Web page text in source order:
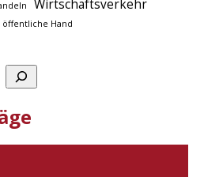
Wirtschaftsverkehr
öffentliche Hand